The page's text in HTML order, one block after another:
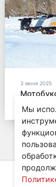
3 июня 2025
Мы